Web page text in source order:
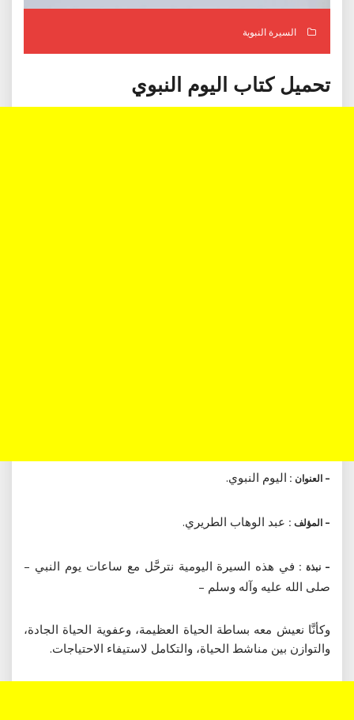
السيرة النبوية
تحميل كتاب اليوم النبوي
– العنوان : اليوم النبوي.
– المؤلف : عبد الوهاب الطريري.
– نبذة : في هذه السيرة اليومية نترحَّل مع ساعات يوم النبي –
صلى الله عليه وآله وسلم –
وكأنَّا نعيش معه بساطة الحياة العظيمة، وعفوية الحياة الجادة،
والتوازن بين مناشط الحياة، والتكامل لاستيفاء الاحتياجات.